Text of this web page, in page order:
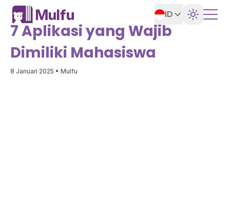
ID
7 Aplikasi yang Wajib
Dimiliki Mahasiswa
8 Januari 2025 • Mulfu